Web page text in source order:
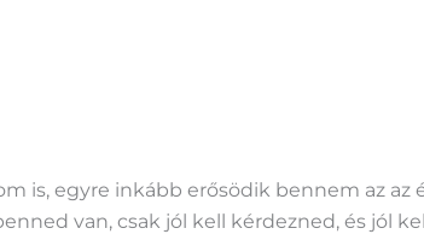
is, egyre inkább erősödik bennem az az
van, csak jól kell kérdezned, és jól